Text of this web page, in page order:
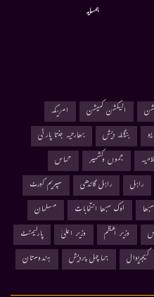
ہمسایہ
الیکشن کمیشن
امریکہ
بنگلہ دیش
بھارتیہ جنتا پارٹی
جموں وکشمیر
حماس
راہل راہل گاندھی
سپریم کورٹ
لوک سبھا انتخابات
مسلمان
وزیر اعظم وزیر اعلیٰ
پارلیمنٹ
کیجریوال ہماچل پردیش ہندوستان